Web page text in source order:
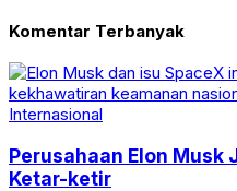
Komentar Terbanyak
Internasional
Perusahaan Elon Musk
Ketar-ketir